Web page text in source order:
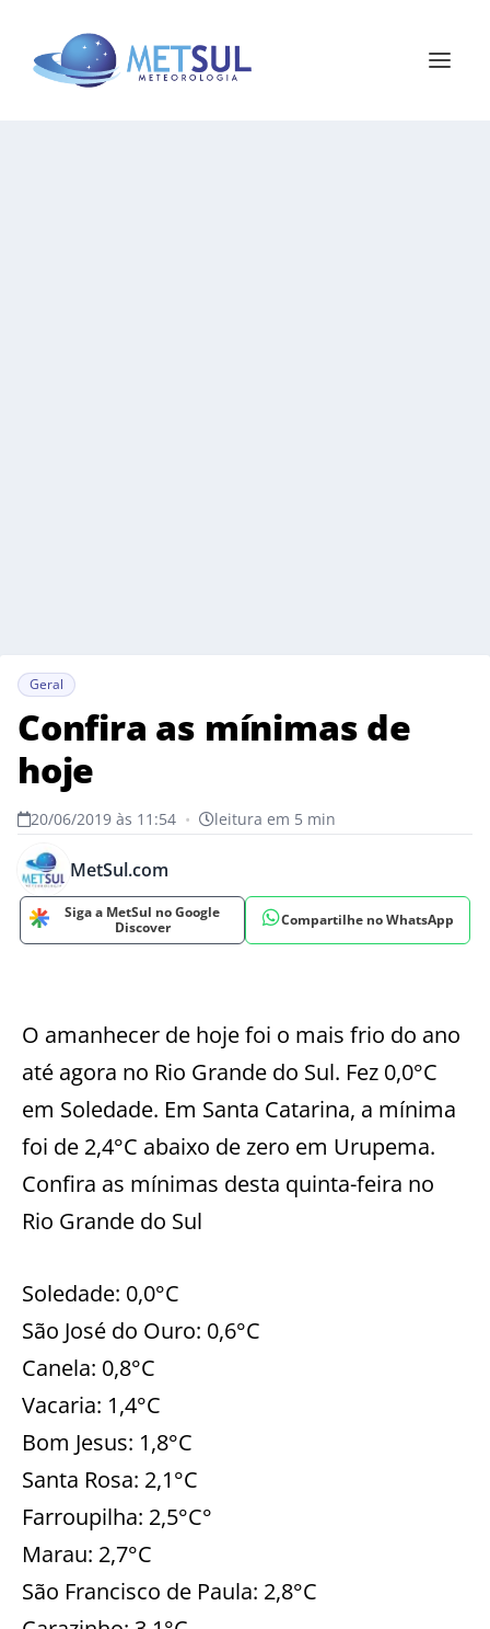
Geral
Confira as mínimas de
hoje
20/06/2019 às 11:54 • leitura em 5 min
MetSul.com
Siga a MetSul no Google
Discover
Compartilhe no WhatsApp
O amanhecer de hoje foi o mais frio do ano
até agora no Rio Grande do Sul. Fez 0,0°C
em Soledade. Em Santa Catarina, a mínima
foi de 2,4°C abaixo de zero em Urupema.
Confira as mínimas desta quinta-feira no
Rio Grande do Sul
Soledade: 0,0°C
São José do Ouro: 0,6°C
Canela: 0,8°C
Vacaria: 1,4°C
Bom Jesus: 1,8°C
Santa Rosa: 2,1°C
Farroupilha: 2,5°C°
Marau: 2,7°C
São Francisco de Paula: 2,8°C